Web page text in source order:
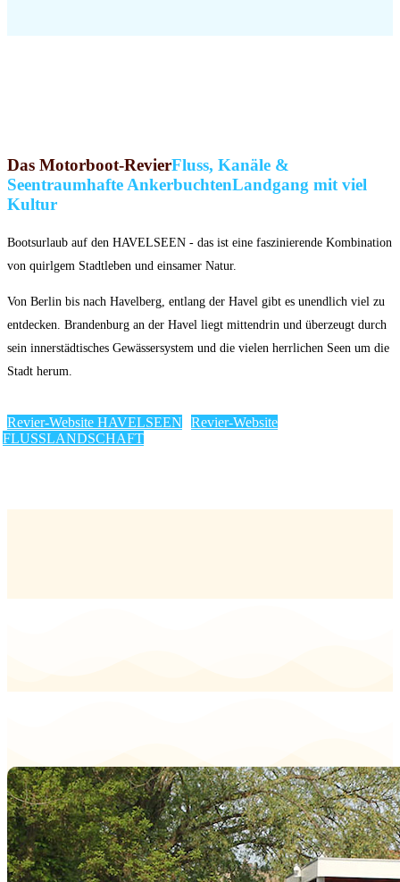
Das Motorboot-RevierFluss, Kanäle &
Seentraumhafte AnkerbuchtenLandgang mit viel
Kultur
Bootsurlaub auf den HAVELSEEN - das ist eine faszinierende Kombination
von quirlgem Stadtleben und einsamer Natur.
Von Berlin bis nach Havelberg, entlang der Havel gibt es unendlich viel zu
entdecken. Brandenburg an der Havel liegt mittendrin und überzeugt durch
sein innerstädtisches Gewässersystem und die vielen herrlichen Seen um die
Stadt herum.
Revier-Website HAVELSEEN
Revier-Website
FLUSSLANDSCHAFT